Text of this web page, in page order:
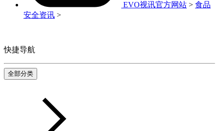
EVO视讯官方网站 > 食品
安全资讯 >
快捷导航
全部分类